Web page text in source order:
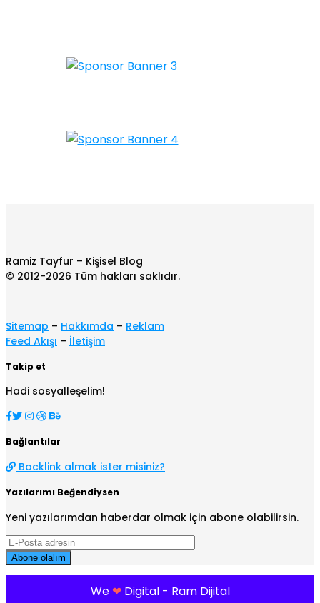
Ramiz Tayfur – Kişisel Blog
© 2012-2026 Tüm hakları saklıdır.
Sitemap – Hakkımda – Reklam
Feed Akışı – İletişim
Takip et
Hadi sosyalleşelim!
Bağlantılar
Backlink almak ister misiniz?
Yazılarımı Beğendiysen
Yeni yazılarımdan haberdar olmak için abone olabilirsin.
We ❤ Digital - Ram Dijital